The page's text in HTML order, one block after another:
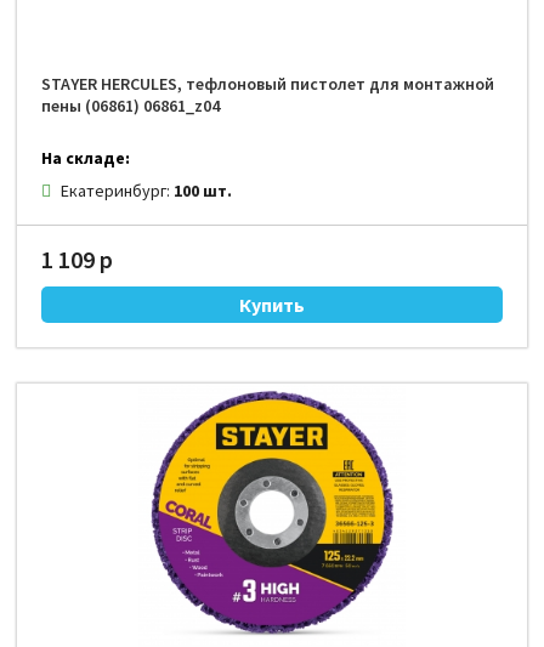
STAYER HERCULES, тефлоновый пистолет для монтажной
пены (06861) 06861_z04
На складе:
Екатеринбург: 100 шт.
1 109 р